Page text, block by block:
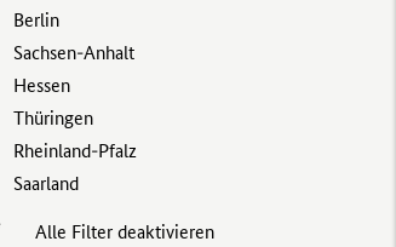
Berlin
Sachsen-Anhalt
Hessen
Thüringen
Rheinland-Pfalz
Saarland
Alle Filter deaktivieren